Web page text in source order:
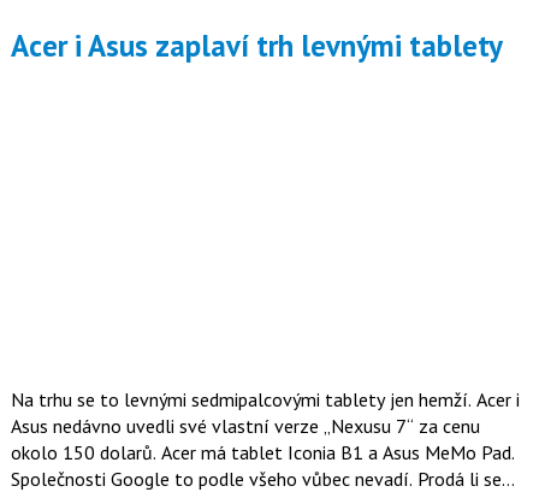
Acer i Asus zaplaví trh levnými tablety
Na trhu se to levnými sedmipalcovými tablety jen hemží. Acer i
Asus nedávno uvedli své vlastní verze „Nexusu 7“ za cenu
okolo 150 dolarů. Acer má tablet Iconia B1 a Asus MeMo Pad.
Společnosti Google to podle všeho vůbec nevadí. Prodá li se